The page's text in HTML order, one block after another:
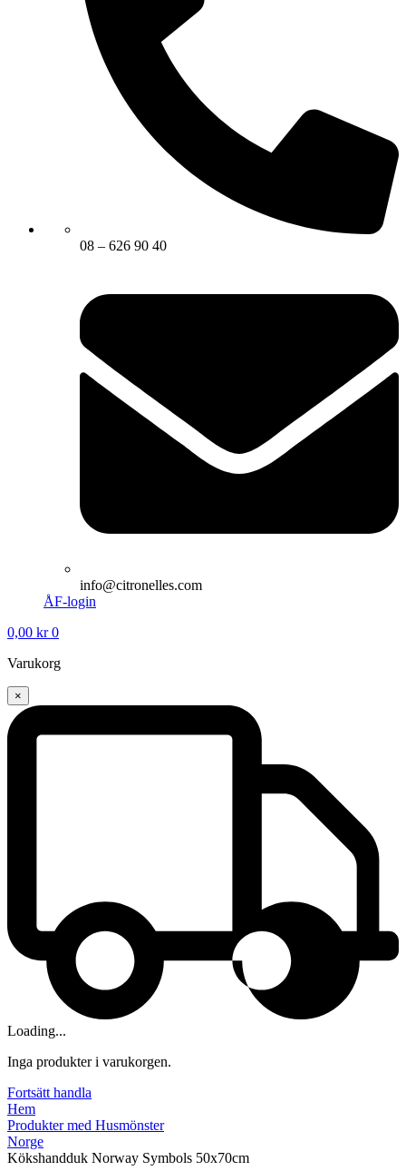
08 – 626 90 40
info@citronelles.com
ÅF-login
0,00 kr 0
Varukorg
×
Loading...
Inga produkter i varukorgen.
Fortsätt handla
Hem
Produkter med Husmönster
Norge
Kökshandduk Norway Symbols 50x70cm